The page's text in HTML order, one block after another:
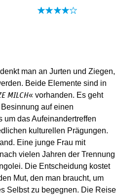
man an Jurten und Ziegen,
Beide Elemente sind in
MILCH« vorhanden. Es geht
auf einen
das Aufeinandertreffen
kulturellen Prägungen.
Eine junge Frau mit
vielen Jahren der Trennung
Die Entscheidung kostet
Mut, den man braucht, um
Selbst zu begegnen. Die Reise